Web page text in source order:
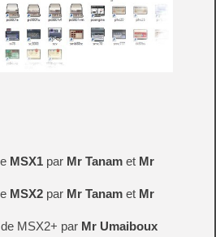
MSX1 par Mr Tanam et Mr
MSX2 par Mr Tanam et Mr
MSX2+ par Mr Umaiboux